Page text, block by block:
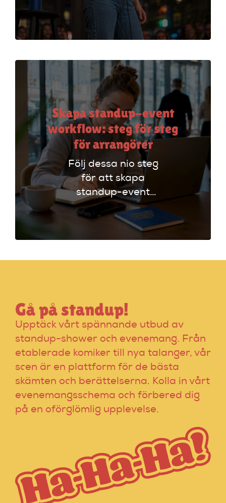
din stand-up!
Upptäck tekniker
som stärker ditt
scenframträdande.
Skapa standup-event
workflow: steg för steg
för arrangörer
Följ dessa nio steg
för att skapa
standup-event
workflow. Planera
effektivt och undvik
vanliga misstag för
Gå på standup!
Upptäck vårt spännande utbud av
standup-shower och evenemang. Från
etablerade komiker till nya talanger, vår
scen är en plattform för de bästa
skämten och berättelserna. Kolla in vårt
evenemangsschema och förbered dig
på en oförglömlig upplevelse.